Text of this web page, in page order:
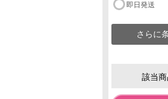
即日発送
さらに
該当